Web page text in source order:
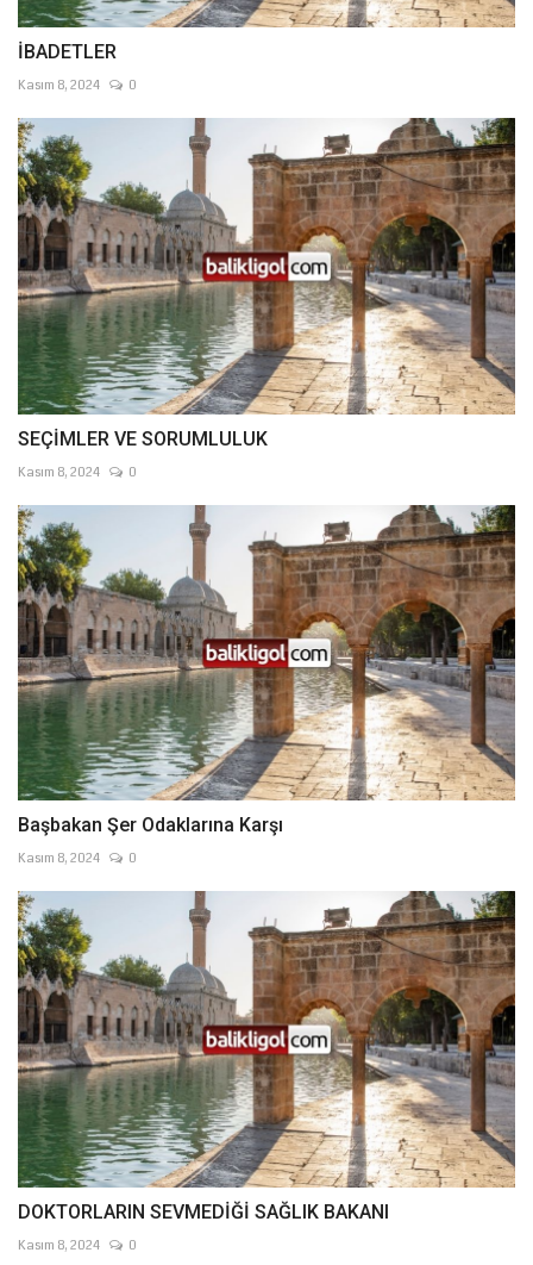
İBADETLER
Kasım 8, 2024 0
SEÇİMLER VE SORUMLULUK
Kasım 8, 2024 0
Başbakan Şer Odaklarına Karşı
Kasım 8, 2024 0
DOKTORLARIN SEVMEDİĞİ SAĞLIK BAKANI
Kasım 8, 2024 0